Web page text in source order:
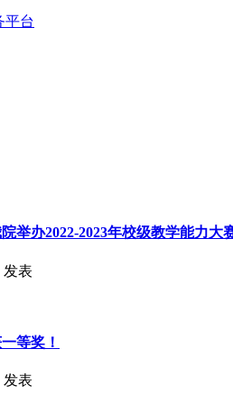
平台
举办2022-2023年校级教学能力大
发表
等奖！
发表